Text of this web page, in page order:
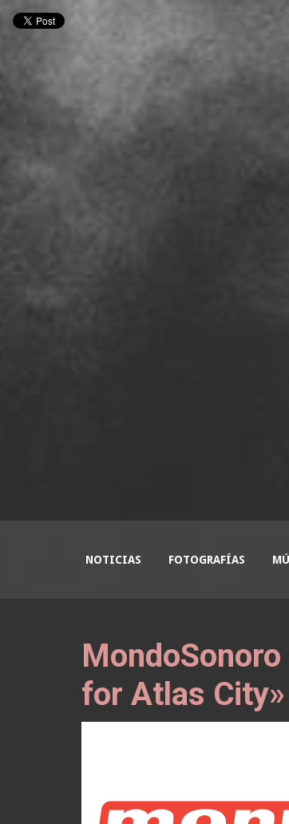
NOTICIAS FOTOGRAFÍAS
for Atlas